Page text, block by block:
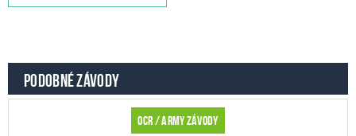
PODOBNÉ ZÁVODY
OCR / Army závody